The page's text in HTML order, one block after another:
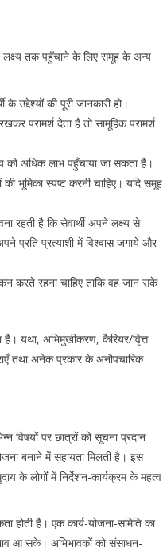
लक्ष्य तक पहुँचाने के लिए समूह के अन्य
उद्देश्यों की पूरी जानकारी हो।
परामर्श देता है तो सामूहिक परामर्श
को अधिक लाभ पहुँचाया जा सकता है।
भूमिका स्पष्ट करनी चाहिए। यदि समूह
रहती है कि सेवार्थी अपने लक्ष्य से
प्रति प्रत्याशी में विश्वास जगाये और
करते रहना चाहिए ताकि वह जान सके
है। यथा, अभिमुखीकरण, कैरियर/वृित्त
तथा अनेक प्रकार के अनौपचारिक
विषयों पर छात्रों को सूचना प्रदान
बनाने में सहायता मिलती है। इस
के लोगोंं में निर्देशन-कार्यक्रम के महत्व
होती है। एक कार्य-योजना-समिति का
भाव आ सके। अभिभावकों को संसाधन-